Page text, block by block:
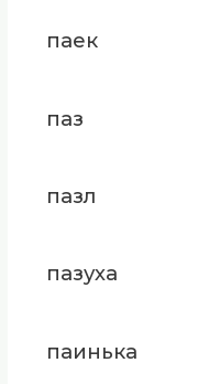
паек
паз
пазл
пазуха
паинька